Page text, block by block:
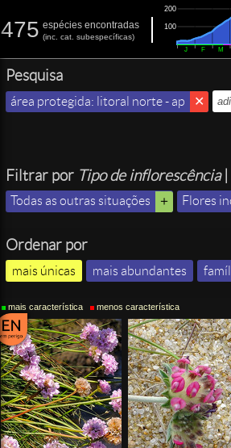
475 espécies encontradas
(inc. cat. subespecíficas)
100
200
J F M
Pesquisa
área protegida: litoral norte - ap
Filtrar por Tipo de inflorescência|
Todas as outras situações
Flores
Ordenar por
mais únicas mais abundantes
mais característica menos característica